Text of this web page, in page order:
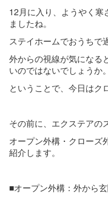
12月に入り、ようやく寒
ましたね。
ステイホームでおうちで
外からの視線が気になる
いのではないでしょうか。
ということで、今日はク
その前に、エクステアの
オープン外構・クローズ
紹介します。
■オープン外構：外から